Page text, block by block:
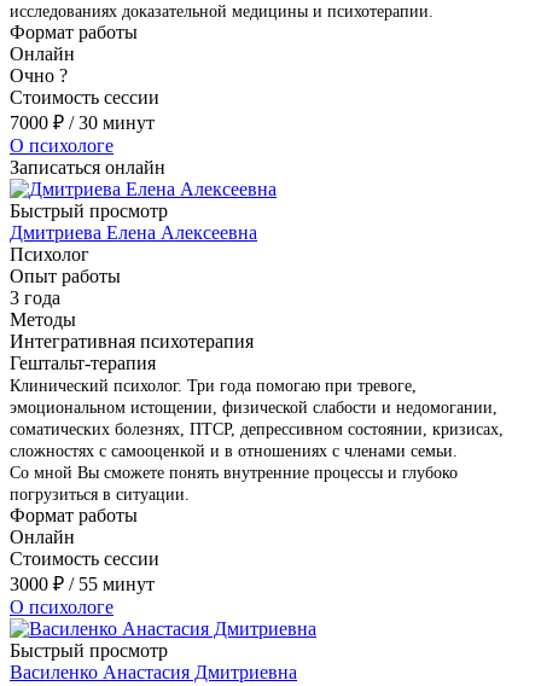
исследованиях доказательной медицины и психотерапии.
Формат работы
Онлайн
Очно ?
Стоимость сессии
7000 ₽ / 30 минут
О психологе
Записаться онлайн
Быстрый просмотр
Дмитриева Елена Алексеевна
Психолог
Опыт работы
3 года
Методы
Интегративная психотерапия
Гештальт-терапия
Клинический психолог. Три года помогаю при тревоге,
эмоциональном истощении, физической слабости и недомогании,
соматических болезнях, ПТСР, депрессивном состоянии, кризисах,
сложностях с самооценкой и в отношениях с членами семьи.
Со мной Вы сможете понять внутренние процессы и глубоко
погрузиться в ситуации.
Формат работы
Онлайн
Стоимость сессии
3000 ₽ / 55 минут
О психологе
Быстрый просмотр
Василенко Анастасия Дмитриевна